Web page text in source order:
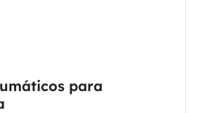
para